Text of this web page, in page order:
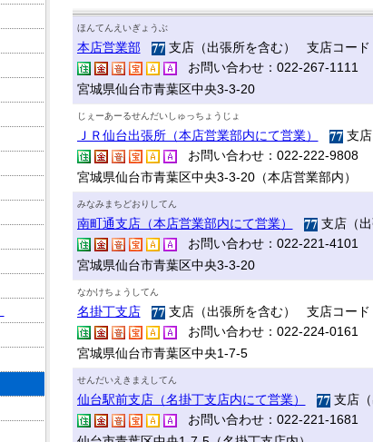
ほんてんえいぎょうぶ
本店営業部
支店（出張所を含む） 支店コード
お問い合わせ：022-267-1111
宮城県仙台市青葉区中央3-3-20
じぇーあーるせんだいしゅっちょうじょ
ＪＲ仙台出張所（本店営業部内にて営業）
支店
お問い合わせ：022-222-9808
宮城県仙台市青葉区中央3-3-20（本店営業部内）
みなみまちどおりしてん
南町通支店（本店営業部内にて営業）
支店（
お問い合わせ：022-221-4101
宮城県仙台市青葉区中央3-3-20
なかけちょうしてん
名掛丁支店
支店（出張所を含む） 支店コード
お問い合わせ：022-224-0161
宮城県仙台市青葉区中央1-7-5
せんだいえきまえしてん
仙台駅前支店（名掛丁支店内にて営業）
支店（
お問い合わせ：022-221-1681